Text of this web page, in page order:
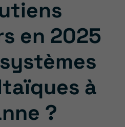
en 2025
à
?